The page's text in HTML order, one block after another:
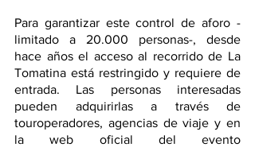
Para garantizar este control de aforo -
limitado a 20.000 personas-, desde
hace años el acceso al recorrido de La
Tomatina está restringido y requiere de
entrada. Las personas interesadas
pueden adquirirlas a través de
touroperadores, agencias de viaje y en
la web oficial del evento